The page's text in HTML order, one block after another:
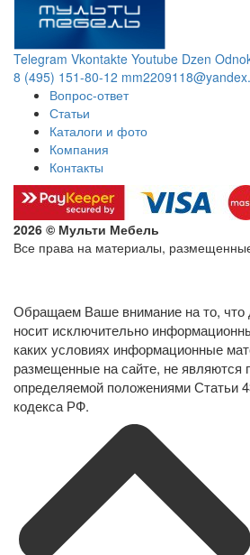
Telegram Vkontakte Youtube Dzen
8 (495) 151-80-12
Вопрос-ответ
Статьи
Каталоги и фото
Компания
Контакты
2026 © Мульти Мебель
Все права на материалы,
Обращаем Ваше внимание на то, что
носит исключительно
каких условиях информационные
размещенные на сайте, не являются
определяемой положениями Статьи
кодекса РФ.